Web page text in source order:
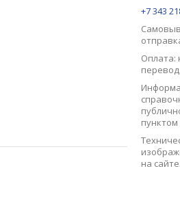
+7 343
Оплата:
перевод.
пунктом
на сайте.